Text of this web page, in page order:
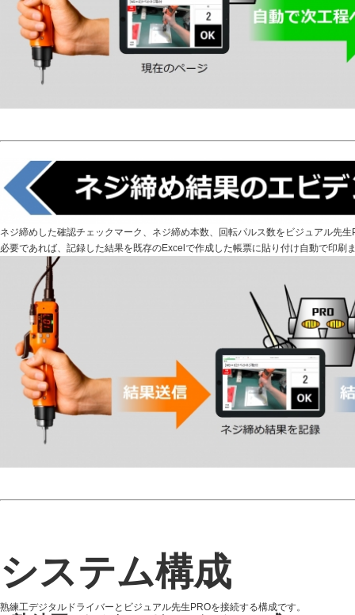
ネジ締めした確認チェックマーク、ネジ締め本数、回転パルス数をビジュアル先
必要であれば、記録した結果を既存のExcelで作成した帳票に貼り付け自動で印刷
システム構成
熟練工デジタルドライバーとビジュアル先生PROを接続する構成です。